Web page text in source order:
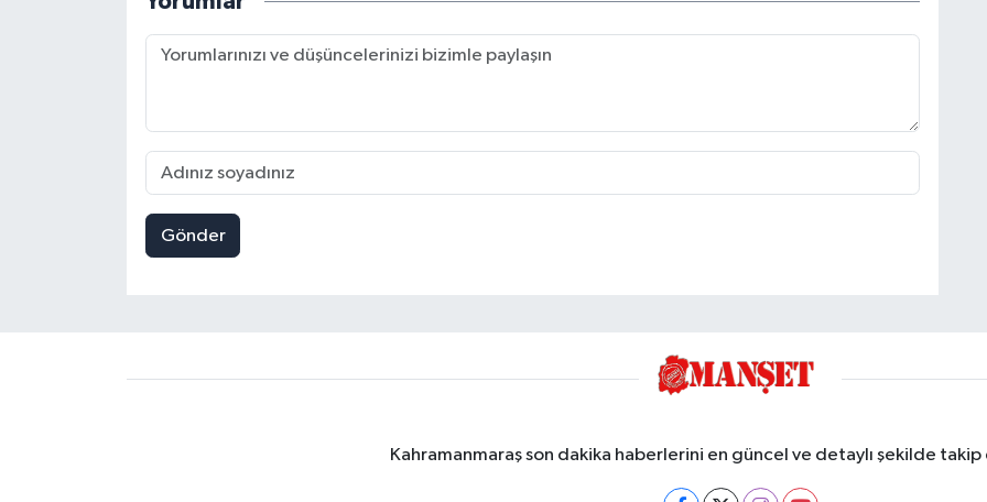
Gönder
Kahramanmaraş son dakika haberlerini en güncel ve detaylı şekilde